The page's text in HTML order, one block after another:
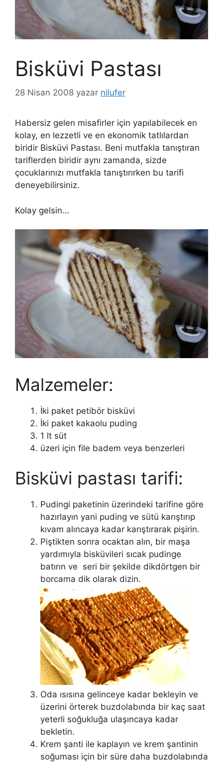
Bisküvi Pastası
28 Nisan 2008 yazar nilufer
Habersiz gelen misafirler için yapılabilecek en
kolay, en lezzetli ve en ekonomik tatlılardan
biridir Bisküvi Pastası. Beni mutfakla tanıştıran
tariflerden biridir aynı zamanda, sizde
çocuklarınızı mutfakla tanıştırırken bu tarifi
deneyebilirsiniz.
Kolay gelsin…
Malzemeler:
İki paket petibör bisküvi
İki paket kakaolu puding
1 lt süt
üzeri için file badem veya benzerleri
Bisküvi pastası tarifi:
Pudingi paketinin üzerindeki tarifine göre
hazırlayın yani puding ve sütü karıştırıp
kıvam alıncaya kadar karıştırarak pişirin.
Piştikten sonra ocaktan alın, bir maşa
yardımıyla bisküvileri sıcak pudinge
batırın ve seri bir şekilde dikdörtgen bir
borcama dik olarak dizin.
Oda ısısına gelinceye kadar bekleyin ve
üzerini örterek buzdolabında bir kaç saat
yeterli soğukluğa ulaşıncaya kadar
bekletin.
Krem şanti ile kaplayın ve krem şantinin
soğuması için bir süre daha buzdolabında